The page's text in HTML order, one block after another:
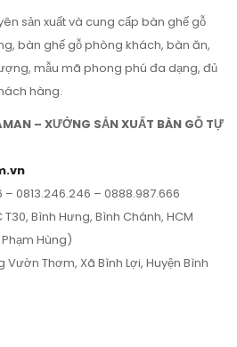
sản xuất và cung cấp bàn ghế gỗ
bàn ghế gỗ phòng khách, bàn ăn,
mẫu mã phong phú đa dạng, đủ
hàng.
– XƯỞNG SẢN XUẤT BÀN GỖ TỰ
0813.246.246 – 0888.987.666
Bình Hưng, Bình Chánh, HCM
Hùng)
Thơm, Xã Bình Lợi, Huyện Bình